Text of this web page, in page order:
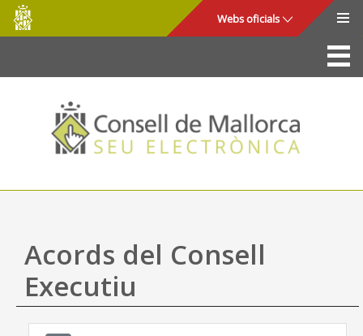
Salta al contingut principal
Consell
de
Mallorca
Webs oficials
La Seu
Consell de Mallorca
Accés i seguretat
Utilitats
Ajuda
Acords del Consell
Executiu